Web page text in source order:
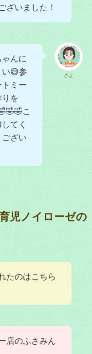
ざいました！
さよ
んに
😅参
ミー
を
こ
てく
ざい
児ノイローゼの
たのはこちら
店のふさみん